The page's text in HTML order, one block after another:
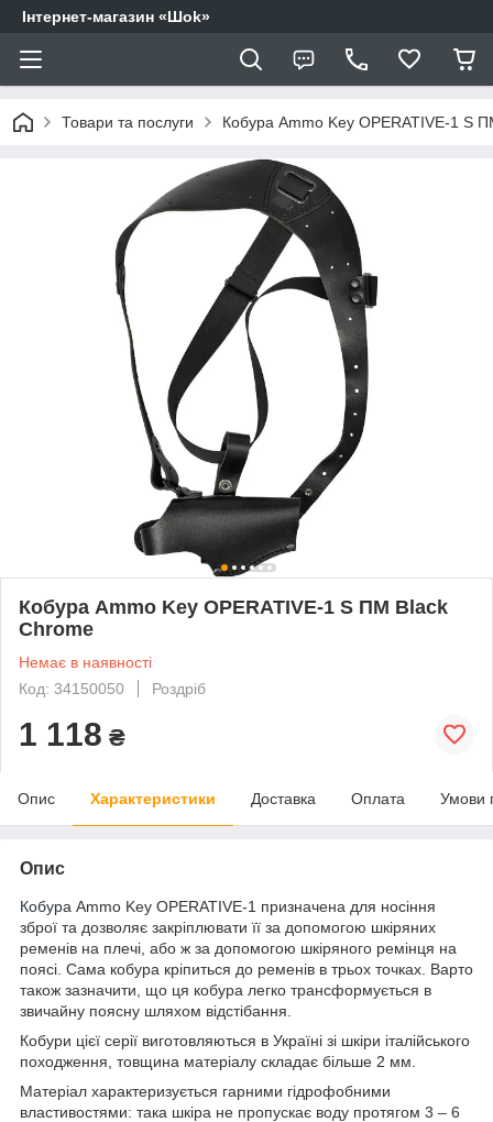
Інтернет-магазин «Шоk»
Товари та послуги Кобура Ammo Key OPERATIVE-1 S
Кобура Ammo Key OPERATIVE-1 S ПМ Black
Chrome
Немає в наявності
Код: 34150050
Роздріб
1 118 ₴
Опис Характеристики Доставка Оплата Умови
Опис
Кобура Ammo Key OPERATIVE-1 призначена для носіння
зброї та дозволяє закріплювати її за допомогою шкіряних
ременів на плечі, або ж за допомогою шкіряного ремінця на
поясі. Сама кобура кріпиться до ременів в трьох точках. Варто
також зазначити, що ця кобура легко трансформується в
звичайну поясну шляхом відстібання.
Кобури цієї серії виготовляються в Україні зі шкіри італійського
походження, товщина матеріалу складає більше 2 мм.
Матеріал характеризується гарними гідрофобними
властивостями: така шкіра не пропускає воду протягом 3 – 6